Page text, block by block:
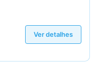
Ver detalhes